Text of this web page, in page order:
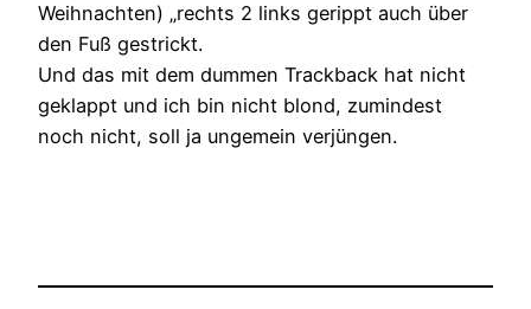
Weihnachten) „rechts 2 links gerippt auch über
den Fuß gestrickt.
Und das mit dem dummen Trackback hat nicht
geklappt und ich bin nicht blond, zumindest
noch nicht, soll ja ungemein verjüngen.